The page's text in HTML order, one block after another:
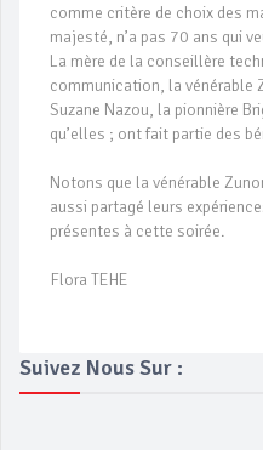
comme critère de choix des
majesté, n’a pas 70 ans qui
La mère de la conseillère
communication, la vénérable
Suzane Nazou, la pionnière
qu’elles ; ont fait partie des
Notons que la vénérable
aussi partagé leurs
présentes à cette soirée.
Flora TEHE
Suivez Nous Sur :